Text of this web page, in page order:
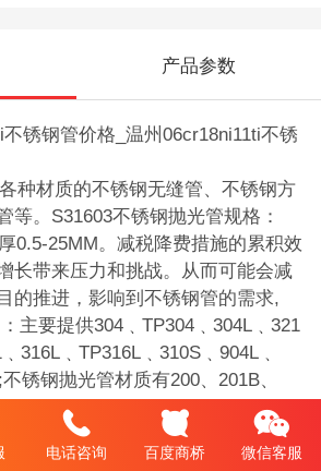
产品参数
锈钢管价格_温州 06cr18ni11ti不锈
种材质的不锈钢无缝管、不锈钢方
等。S31603不锈钢抛光管规格：
0.5-25MM。减税降费措施的累积效
长带来压力和挑战。从而可能会减
的推进，影响到不锈钢管的需求,
主要提供304﹑TP304﹑304L﹑321
锈钢抛光管材质有200、201B、
304、304L、321、316、316L、
317L、347、等，并可根据用户要求
： 不定尺为4米-7米，定尺为客户指
电话咨询 百度商桥 微信客服